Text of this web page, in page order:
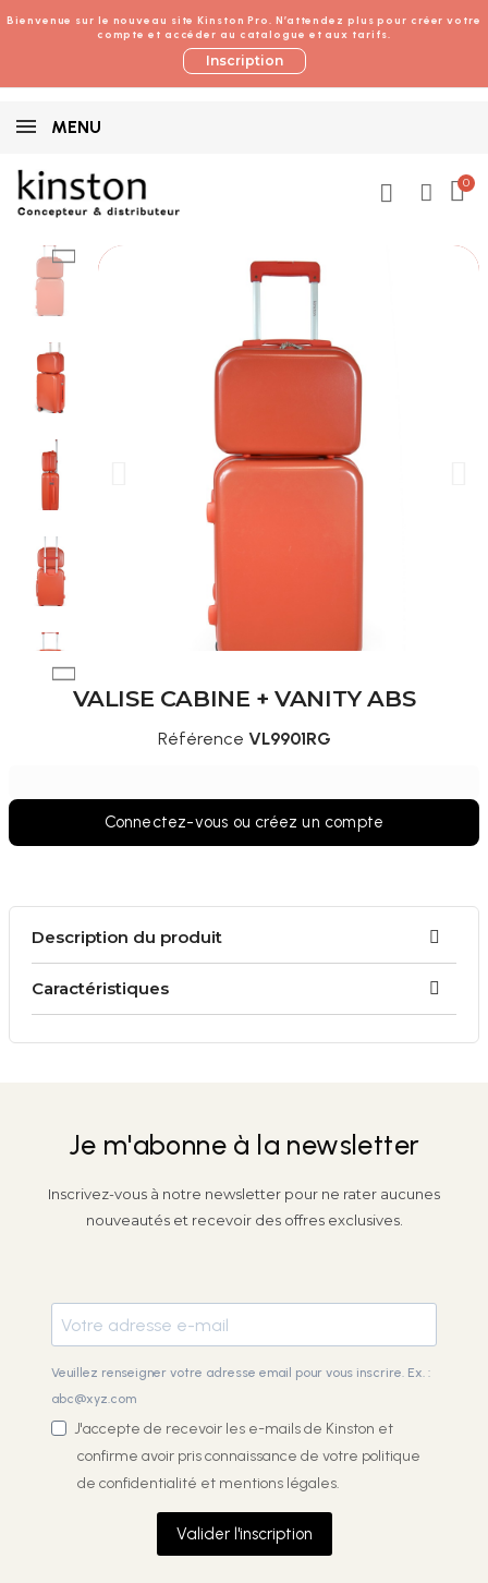
Bienvenue sur le nouveau site Kinston Pro. N’attendez plus pour créer votre
compte et accéder au catalogue et aux tarifs.
Inscription
MENU
VALISE CABINE + VANITY ABS
Référence VL9901RG
Connectez-vous ou créez un compte
Description du produit
Caractéristiques
Je m'abonne à la newsletter
Inscrivez-vous à notre newsletter pour ne rater aucunes
nouveautés et recevoir des offres exclusives.
Veuillez renseigner votre adresse email pour vous inscrire. Ex. :
abc@xyz.com
J'accepte de recevoir les e-mails de Kinston et
confirme avoir pris connaissance de votre politique
de confidentialité et mentions légales.
Valider l'inscription